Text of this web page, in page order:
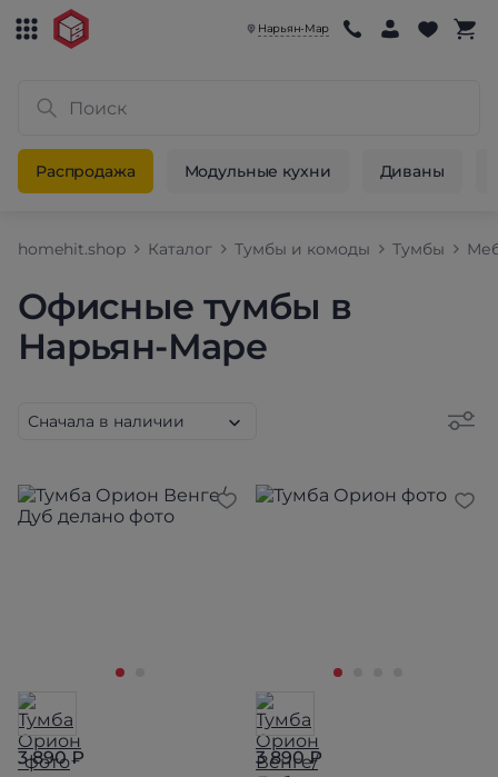
Нарьян-Мар
Распродажа Модульные кухни Диваны
homehit.shop Каталог Тумбы и комоды Тумбы
Офисные тумбы в
Нарьян-Маре
3 890 ₽ 3 890 ₽